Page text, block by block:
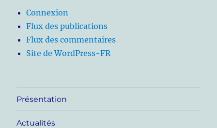
Connexion
Flux des publications
Flux des commentaires
Site de WordPress-FR
Présentation
Actualités